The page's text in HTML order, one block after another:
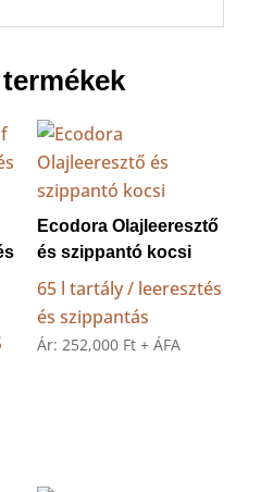
Ecodora Olajleeresztő
és szippantó kocsi
65 l tartály / leeresztés
és szippantás
Ár:252,000 Ft + ÁFA